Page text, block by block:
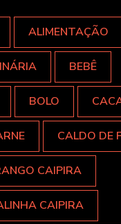
ALIMENTAÇÃO
BEBÊ
BOLO
CALDO DE
CAIPIRA
CAIPIRA